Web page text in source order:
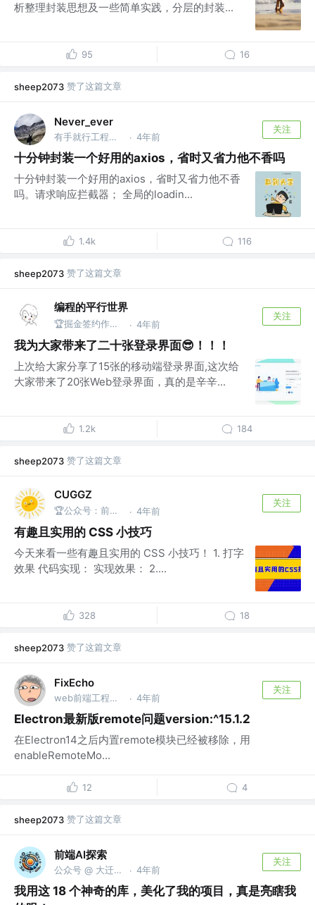
析整理封装思想及一些简单实践，分层的封装...
95 16
sheep2073 赞了这篇文章
Never_ever
有手就行工程师 @打工为了旅游的程序员 · 4年前
关注
十分钟封装一个好用的axios，省时又省力他不香吗
十分钟封装一个好用的axios，省时又省力他不香
吗。请求响应拦截器； 全局的loadin...
1.4k 116
sheep2073 赞了这篇文章
编程的平行世界
🏆掘金签约作者@Taxze · 4年前
关注
我为大家带来了二十张登录界面😎！！！
上次给大家分享了15张的移动端登录界面,这次给
大家带来了20张Web登录界面，真的是辛辛...
1.2k 184
sheep2073 赞了这篇文章
CUGGZ
🏆公众号：前端充电宝 · 4年前
关注
有趣且实用的 CSS 小技巧
今天来看一些有趣且实用的 CSS 小技巧！ 1. 打字
效果 代码实现： 实现效果： 2....
328 18
sheep2073 赞了这篇文章
FixEcho
web前端工程师 @无 · 4年前
关注
Electron最新版remote问题version:^15.1.2
在Electron14之后内置remote模块已经被移除，用
enableRemoteMo...
12 4
sheep2073 赞了这篇文章
前端AI探索
公众号 @ 大迁世界 · 4年前
关注
我用这 18 个神奇的库，美化了我的项目，真是亮瞎我